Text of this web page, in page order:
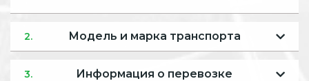
2. Модель и марка транспорта
3. Информация о перевозке